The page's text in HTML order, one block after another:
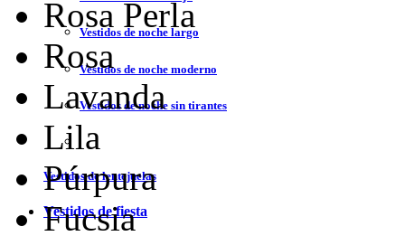
Vestidos de noche largo
Vestidos de noche moderno
Vestidos de noche sin tirantes
Vestidos de lentejuelas
Vestidos de fiesta
Rosa Perla
Rosa
Lavanda
Lila
Púrpura
Fucsia